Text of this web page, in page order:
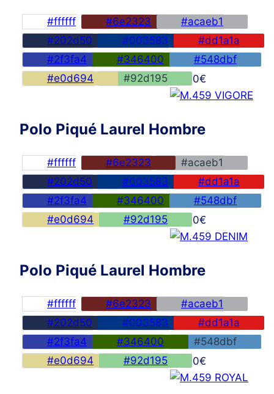
#ffffff #6e2323
#acaeb1
#202d50
#003583
#dd1a1a
#2f3fa4
#346400
#548dbf
#e0d694
#92d195 45,00€
Polo Piqué Laurel Hombre
#ffffff #6e2323
#acaeb1
#202d50
#003583
#dd1a1a
#2f3fa4
#346400
#548dbf
#e0d694
#92d195 45,00€
Polo Piqué Laurel Hombre
#ffffff #6e2323
#acaeb1
#202d50
#003583
#dd1a1a
#2f3fa4
#346400
#548dbf
#e0d694
#92d195 45,00€